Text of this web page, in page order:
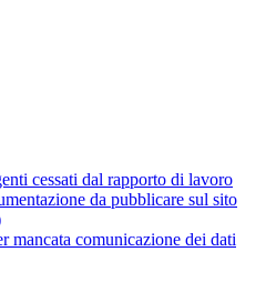
cessati dal rapporto di lavoro
da pubblicare sul sito
mancata comunicazione dei dati